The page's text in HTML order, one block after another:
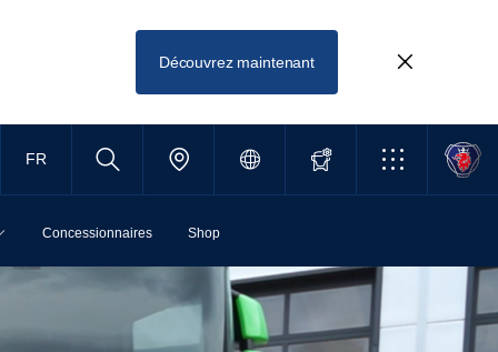
Découvrez maintenant
FR
Concessionnaires Shop